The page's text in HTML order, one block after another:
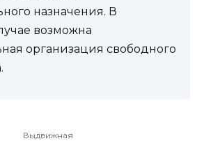
назначения. В
возможна
организация свободного
Выдвижная